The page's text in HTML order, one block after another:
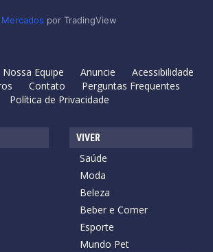
Mercados por TradingView
Nossa Equipe Anuncie
Acessibilidade
Contato
Perguntas Frequentes
Política de Privacidade
VIVER
Saúde
Moda
Beleza
Beber e Comer
Esporte
Mundo Pet